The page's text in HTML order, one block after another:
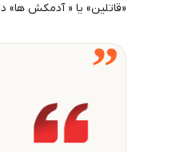
«قاتلین» یا « آدمکش
”